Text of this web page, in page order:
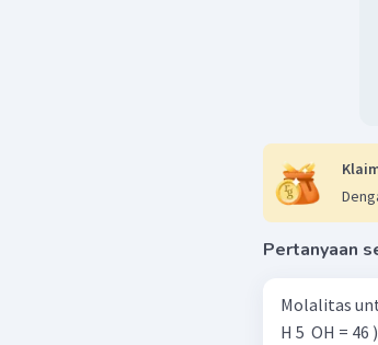
Pertanyaan
Molalitas
H 5 ​ OH = 46